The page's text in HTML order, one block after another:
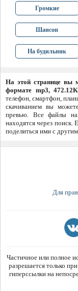
Громкие
Шансон
На будильник
На этой странице вы
формате mp3,
телефон, смартфон,
скачиванием вы
превью. Все файлы на
находятся через поиск.
поделиться ими с
Для
Частичное или полное
разрешается только
гиперссылки на